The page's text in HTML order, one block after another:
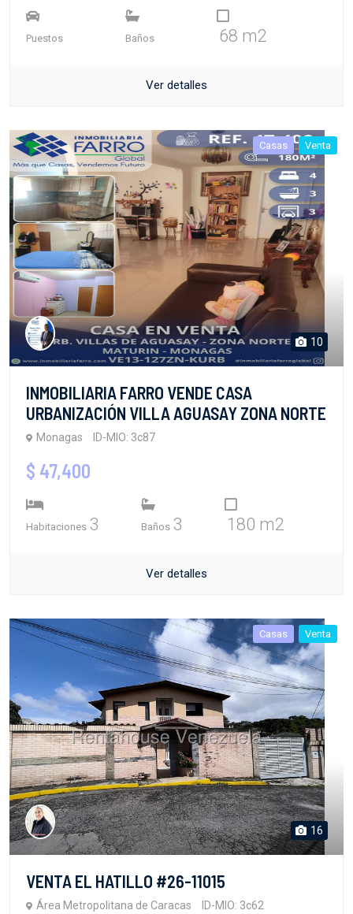
Puestos Baños 68 m2
Ver detalles
Casas Venta
10
INMOBILIARIA FARRO VENDE CASA
URBANIZACIÓN VILLA AGUASAY ZONA NORTE
Monagas ID-MIO: 3c87
$ 47,400
Habitaciones 3 Baños 3 180 m2
Ver detalles
Casas Venta
16
VENTA EL HATILLO #26-11015
Área Metropolitana de Caracas ID-MIO: 3c62